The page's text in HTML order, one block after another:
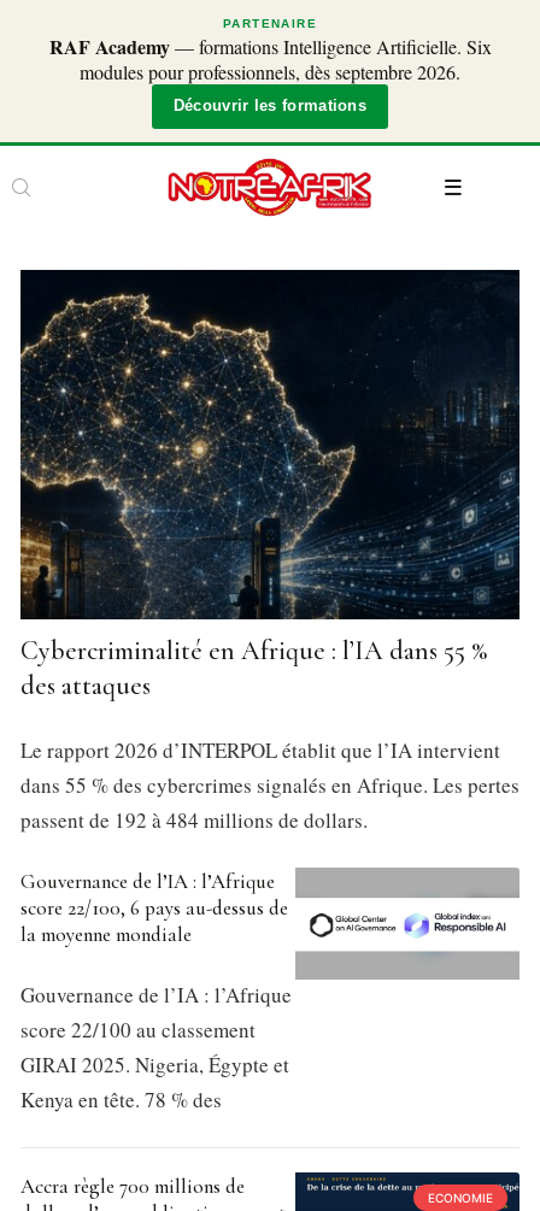
PARTENAIRE
RAF Academy— formations Intelligence Artificielle. Six
modules pour professionnels, dès septembre 2026.
Découvrir les formations
Cybercriminalité en Afrique : l’IA dans 55 %
des attaques
Le rapport 2026 d’INTERPOL établit que l’IA intervient
dans 55 % des cybercrimes signalés en Afrique. Les pertes
passent de 192 à 484 millions de dollars.
Gouvernance de l’IA : l’Afrique
score 22/100, 6 pays au-dessus de
la moyenne mondiale
Gouvernance de l’IA : l’Afrique
score 22/100 au classement
GIRAI 2025. Nigeria, Égypte et
Kenya en tête. 78 % des
ECONOMIE
Accra règle 700 millions de